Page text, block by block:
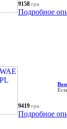
9158 грн.
Подробное
9419 грн.
Подробное